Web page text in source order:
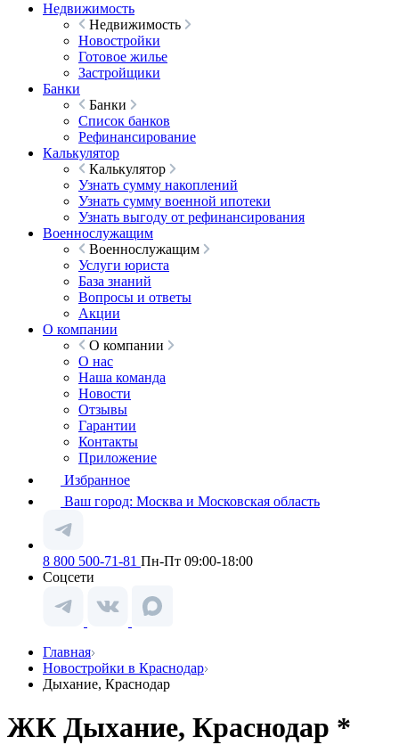
Недвижимость
Недвижимость
Новостройки
Готовое жилье
Застройщики
Банки
Банки
Список банков
Рефинансирование
Калькулятор
Калькулятор
Узнать сумму накоплений
Узнать сумму военной ипотеки
Узнать выгоду от рефинансирования
Военнослужащим
Военнослужащим
Услуги юриста
База знаний
Вопросы и ответы
Акции
О компании
О компании
О нас
Наша команда
Новости
Отзывы
Гарантии
Контакты
Приложение
Избранное
Ваш город: Москва и Московская область
8 800 500-71-81 Пн-Пт 09:00-18:00
Соцсети
Главная
Новостройки в Краснодар
Дыхание, Краснодар
ЖК Дыхание, Краснодар *